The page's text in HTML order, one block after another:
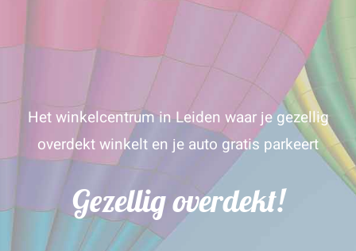
Het winkelcentrum in Leiden waar je gezellig
overdekt winkelt en je auto gratis parkeert
Gezellig overdekt!